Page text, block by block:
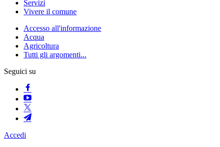
Servizi
Vivere il comune
Accesso all'informazione
Acqua
Agricoltura
Tutti gli argomenti...
Seguici su
Accedi